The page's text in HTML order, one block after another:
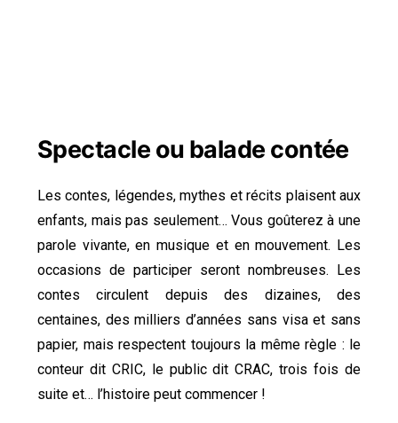
Spectacle ou balade contée
Les contes, légendes, mythes et récits plaisent aux
enfants, mais pas seulement… Vous goûterez à une
parole vivante, en musique et en mouvement. Les
occasions de participer seront nombreuses. Les
contes circulent depuis des dizaines, des
centaines, des milliers d’années sans visa et sans
papier, mais respectent toujours la même règle : le
conteur dit CRIC, le public dit CRAC, trois fois de
suite et… l’histoire peut commencer !